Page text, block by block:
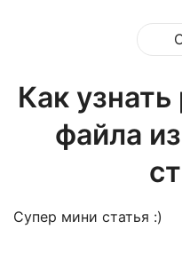
Как
файла
Супер мини статья :)